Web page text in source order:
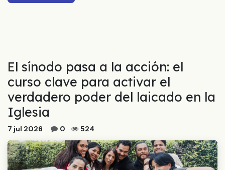
El sínodo pasa a la acción: el
curso clave para activar el
verdadero poder del laicado en la
Iglesia
7 jul 2026 0 524